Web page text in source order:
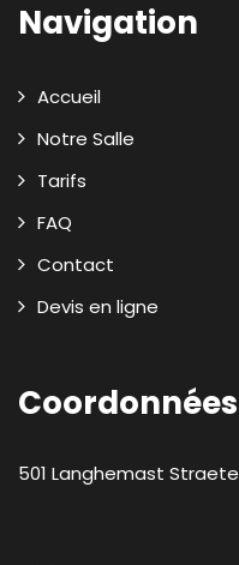
Navigation
Accueil
Notre Salle
Tarifs
FAQ
Contact
Devis en ligne
Coordonnées
501 Langhemast Straete